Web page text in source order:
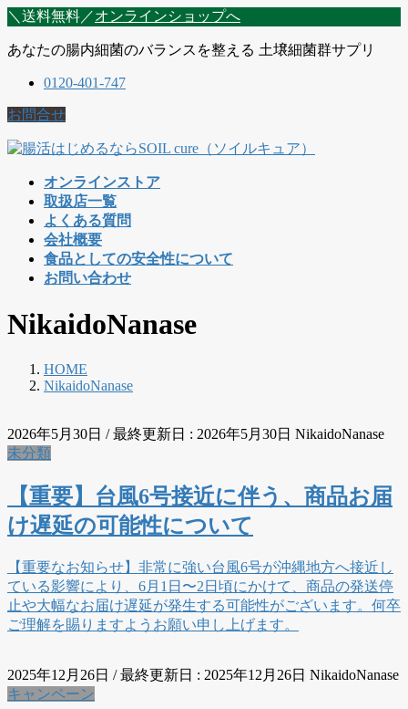
コ
テ
に
動
ナ
ゲ
ョ
に
＼送料無料／オンラインショップへ
あなたの腸内細菌のバランスを整える 土壌細菌群サプリ
0120-401-747
お問合せ
オンラインストア
取扱店一覧
よくある質問
会社概要
食品としての安全性について
お問い合わせ
NikaidoNanase
HOME
NikaidoNanase
2026年5月30日 / 最終更新日 : 2026年5月30日 NikaidoNanase
未分類
【重要】台風6号接近に伴う、商品お届
け遅延の可能性について
【重要なお知らせ】非常に強い台風6号が沖縄地方へ接近し
ている影響により、6月1日〜2日頃にかけて、商品の発送停
止や大幅なお届け遅延が発生する可能性がございます。何卒
ご理解を賜りますようお願い申し上げます。
2025年12月26日 / 最終更新日 : 2025年12月26日 NikaidoNanase
キャンペーン